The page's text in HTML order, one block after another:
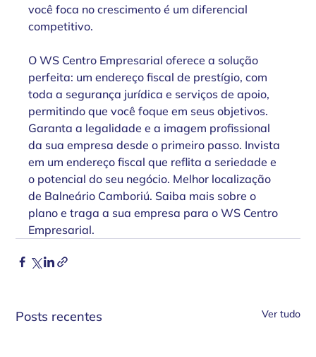
você foca no crescimento é um diferencial
competitivo.
O WS Centro Empresarial oferece a solução
perfeita: um endereço fiscal de prestígio, com
toda a segurança jurídica e serviços de apoio,
permitindo que você foque em seus objetivos.
Garanta a legalidade e a imagem profissional
da sua empresa desde o primeiro passo. Invista
em um endereço fiscal que reflita a seriedade e
o potencial do seu negócio. Melhor localização
de Balneário Camboriú. Saiba mais sobre o
plano e traga a sua empresa para o WS Centro
Empresarial.
Posts recentes Ver tudo